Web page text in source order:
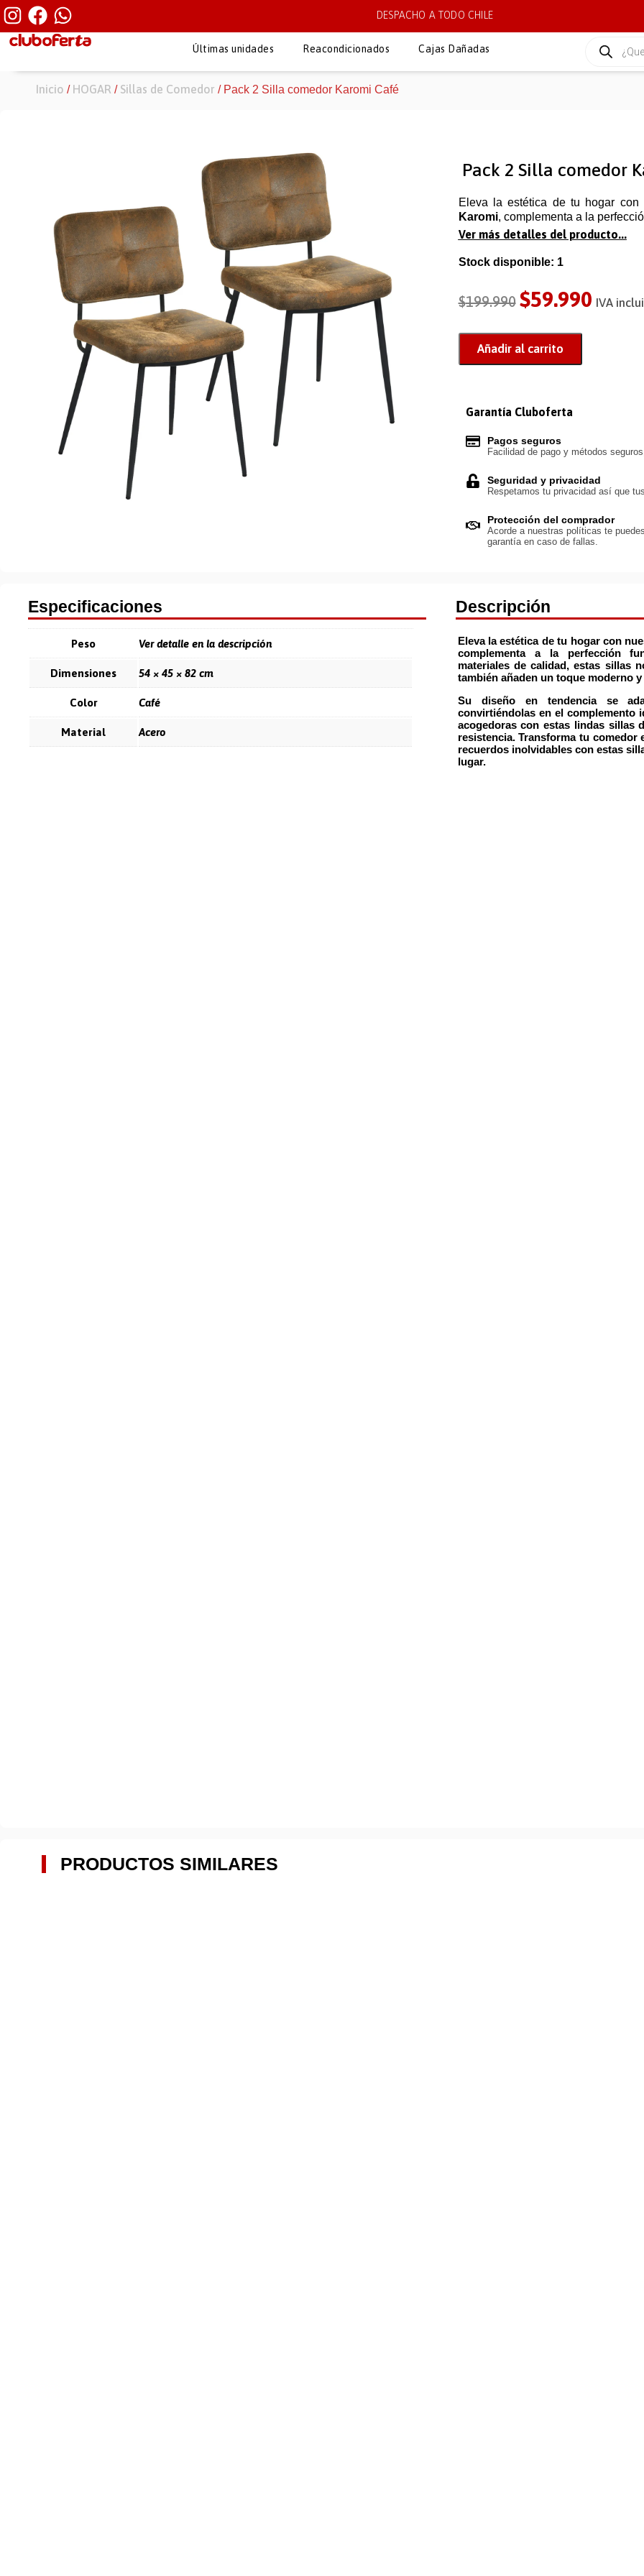
DESPACHO A TODO CHILE
Últimas unidades Reacondicionados Cajas Dañadas
Inicio / HOGAR / Sillas de Comedor / Pack 2 Silla comedor Karomi Café
Pack 2 Silla comedor
Eleva la estética de tu hogar con
Karomi, complementa a la
Ver más detalles del producto...
Stock disponible: 1
$199.990 $59.990 IVA
Añadir al carrito
Garantía Cluboferta
Pagos seguros
Facilidad de pago y métodos
Seguridad y privacidad
Respetamos tu privacidad así que
Protección del comprador
Acorde a nuestras políticas te
garantía en caso de fallas.
Especificaciones
Peso Ver detalle en la descripción
Dimensiones 54 × 45 × 82 cm
Color Café
Material Acero
Descripción
Eleva la estética de tu hogar con
complementa a la perfección
materiales de calidad, estas sillas
también añaden un toque moderno
Su diseño en tendenciase
convirtiéndolas en el complemento
acogedoras con estas lindas sillas
resistencia. Transforma tu
recuerdos inolvidables con estas
lugar.
PRODUCTOS SIMILARES